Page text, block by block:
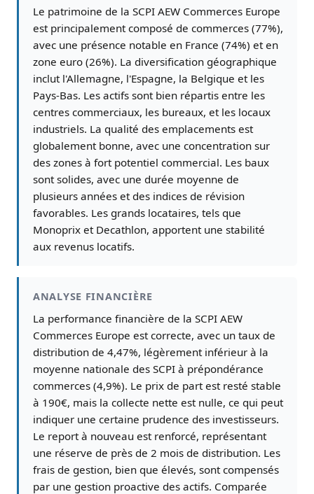
Le patrimoine de la SCPI AEW Commerces Europe
est principalement composé de commerces (77%),
avec une présence notable en France (74%) et en
zone euro (26%). La diversification géographique
inclut l'Allemagne, l'Espagne, la Belgique et les
Pays-Bas. Les actifs sont bien répartis entre les
centres commerciaux, les bureaux, et les locaux
industriels. La qualité des emplacements est
globalement bonne, avec une concentration sur
des zones à fort potentiel commercial. Les baux
sont solides, avec une durée moyenne de
plusieurs années et des indices de révision
favorables. Les grands locataires, tels que
Monoprix et Decathlon, apportent une stabilité
aux revenus locatifs.
ANALYSE FINANCIÈRE
La performance financière de la SCPI AEW
Commerces Europe est correcte, avec un taux de
distribution de 4,47%, légèrement inférieur à la
moyenne nationale des SCPI à prépondérance
commerces (4,9%). Le prix de part est resté stable
à 190€, mais la collecte nette est nulle, ce qui peut
indiquer une certaine prudence des investisseurs.
Le report à nouveau est renforcé, représentant
une réserve de près de 2 mois de distribution. Les
frais de gestion, bien que élevés, sont compensés
par une gestion proactive des actifs. Comparée